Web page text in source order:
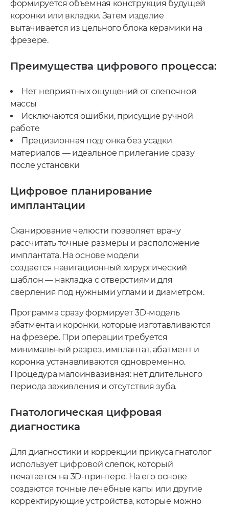
формируется объемная конструкция будущей
коронки или вкладки. Затем изделие
вытачивается из цельного блока керамики на
фрезере.
Преимущества цифрового процесса:
Нет неприятных ощущений от слепочной
массы
Исключаются ошибки, присущие ручной
работе
Прецизионная подгонка без усадки
материалов — идеальное прилегание сразу
после установки
Цифровое планирование
имплантации
Сканирование челюсти позволяет врачу
рассчитать точные размеры и расположение
имплантата. На основе модели
создается навигационный хирургический
шаблон — накладка с отверстиями для
сверления под нужными углами и диаметром.
Программа сразу формирует 3D-модель
абатмента и коронки, которые изготавливаются
на фрезере. При операции требуется
минимальный разрез, имплантат, абатмент и
коронка устанавливаются одновременно.
Процедура малоинвазивная: нет длительного
периода заживления и отсутствия зуба.
Гнатологическая цифровая
диагностика
Для диагностики и коррекции прикуса гнатолог
использует цифровой слепок, который
печатается на 3D-принтере. На его основе
создаются точные лечебные капы или другие
корректирующие устройства, которые можно